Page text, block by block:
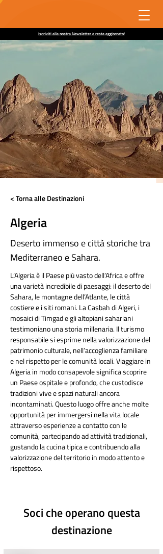
Iscriviti alla nostra Newsletter e resta aggiornato!
< Torna alle Destinazioni
Algeria
Deserto immenso e città storiche tra
Mediterraneo e Sahara.
L’Algeria è il Paese più vasto dell’Africa e offre
una varietà incredibile di paesaggi: il deserto del
Sahara, le montagne dell’Atlante, le città
costiere e i siti romani. La Casbah di Algeri, i
mosaici di Timgad e gli altopiani sahariani
testimoniano una storia millenaria. Il turismo
responsabile si esprime nella valorizzazione del
patrimonio culturale, nell’accoglienza familiare
e nel rispetto per le comunità locali. Viaggiare in
Algeria in modo consapevole significa scoprire
un Paese ospitale e profondo, che custodisce
tradizioni vive e spazi naturali ancora
incontaminati. Questo luogo offre anche molte
opportunità per immergersi nella vita locale
attraverso esperienze a contatto con le
comunità, partecipando ad attività tradizionali,
gustando la cucina tipica e contribuendo alla
valorizzazione del territorio in modo attento e
rispettoso.
Soci che operano questa
destinazione